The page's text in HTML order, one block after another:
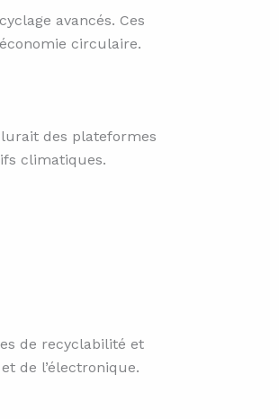
avancés. Ces
circulaire.
des plateformes
climatiques.
de recyclabilité et
de l’électronique.